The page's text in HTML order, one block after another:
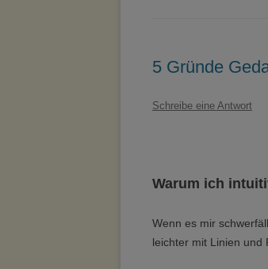
5 Gründe
Schreibe eine Antwort
Warum ich
Wenn es mir
leichter mit Linien und